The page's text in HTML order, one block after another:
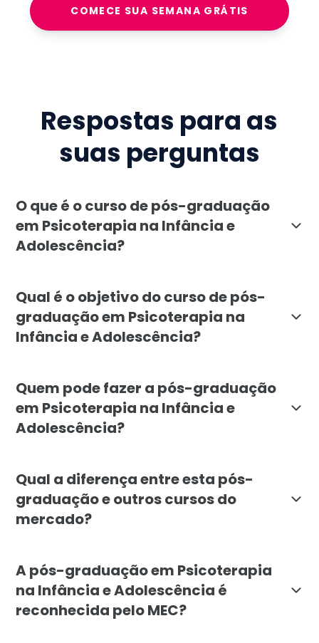
COMECE SUA SEMANA GRÁTIS
Respostas para as
suas perguntas
O que é o curso de pós-graduação
em Psicoterapia na Infância e
Adolescência?
Qual é o objetivo do curso de pós-
graduação em Psicoterapia na
Infância e Adolescência?
Quem pode fazer a pós-graduação
em Psicoterapia na Infância e
Adolescência?
Qual a diferença entre esta pós-
graduação e outros cursos do
mercado?
A pós-graduação em Psicoterapia
na Infância e Adolescência é
reconhecida pelo MEC?